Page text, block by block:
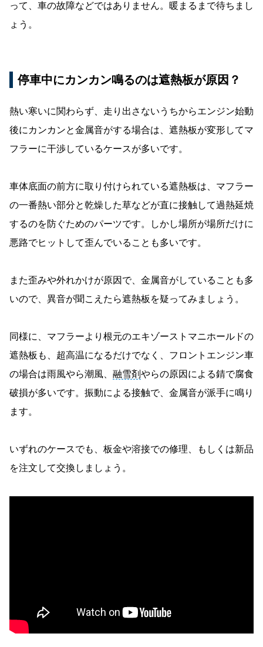
って、車の故障などではありません。暖まるまで待ちまし
ょう。
停車中にカンカン鳴るのは遮熱板が原因？
熱い寒いに関わらず、走り出さないうちからエンジン始動
後にカンカンと金属音がする場合は、遮熱板が変形してマ
フラーに干渉しているケースが多いです。
車体底面の前方に取り付けられている遮熱板は、マフラー
の一番熱い部分と乾燥した草などが直に接触して過熱延焼
するのを防ぐためのパーツです。しかし場所が場所だけに
悪路でヒットして歪んでいることも多いです。
また歪みや外れかけが原因で、金属音がしていることも多
いので、異音が聞こえたら遮熱板を疑ってみましょう。
同様に、マフラーより根元のエキゾーストマニホールドの
遮熱板も、超高温になるだけでなく、フロントエンジン車
の場合は雨風やら潮風、 融雪剤やらの原因による錆で腐食
破損が多いです。振動による接触で、金属音が派手に鳴り
ます。
いずれのケースでも、板金や溶接での修理、もしくは新品
を注文して交換しましょう。